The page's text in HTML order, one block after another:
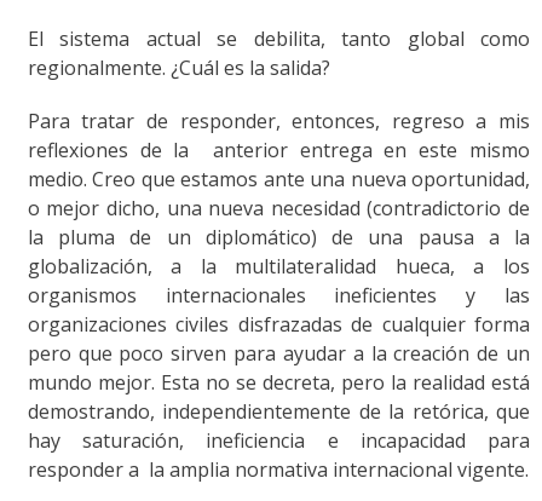
El sistema actual se debilita, tanto global como
regionalmente. ¿Cuál es la salida?
Para tratar de responder, entonces, regreso a mis
reflexiones de la anterior entrega en este mismo
medio. Creo que estamos ante una nueva oportunidad,
o mejor dicho, una nueva necesidad (contradictorio de
la pluma de un diplomático) de una pausa a la
globalización, a la multilateralidad hueca, a los
organismos internacionales ineficientes y las
organizaciones civiles disfrazadas de cualquier forma
pero que poco sirven para ayudar a la creación de un
mundo mejor. Esta no se decreta, pero la realidad está
demostrando, independientemente de la retórica, que
hay saturación, ineficiencia e incapacidad para
responder a la amplia normativa internacional vigente.